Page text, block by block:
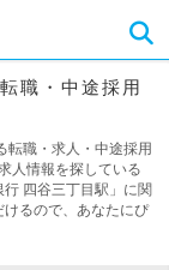
職・中途採用
転職・求人・中途採用
人情報を探している
四谷三丁目駅」に関
るので、あなたにぴ